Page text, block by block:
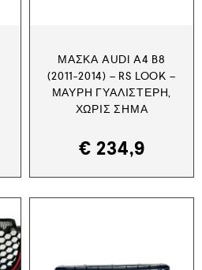
ΜΆΣΚΑ AUDI A4 B8
(2011-2014) – RS LOOK –
ΜΑΎΡΗ ΓΥΑΛΙΣΤΕΡΉ,
ΧΩΡΊΣ ΣΉΜΑ
€ 234,9